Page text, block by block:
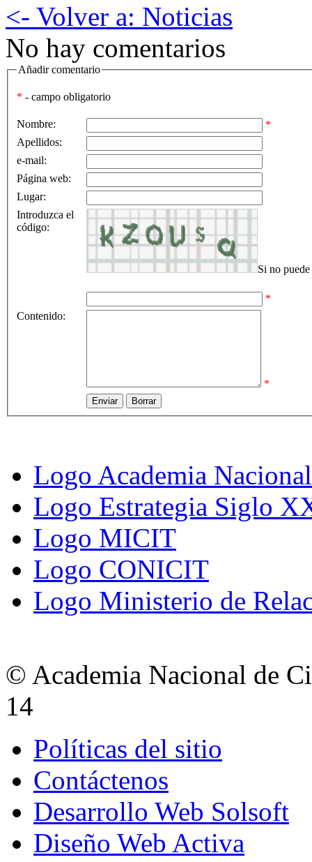
<- Volver a: Noticias
No hay comentarios
Añadir comentario
* - campo obligatorio
Nombre:
*
Apellidos:
e-mail:
Página web:
Lugar:
Introduzca el
código:
Si no
*
Contenido:
*
Logo Academia
Logo Estrategia Siglo
Logo MICIT
Logo CONICIT
Logo Ministerio de
© Academia Nacional de
14
Políticas del sitio
Contáctenos
Desarrollo Web Solsoft
Diseño Web Activa